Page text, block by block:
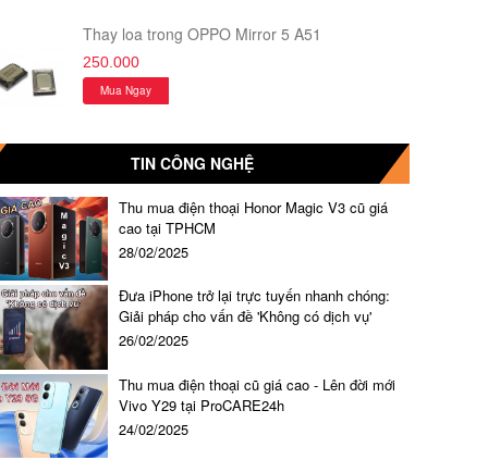
Thay loa trong OPPO Mirror 5 A51
250.000
Mua Ngay
TIN CÔNG NGHỆ
Thu mua điện thoại Honor Magic V3 cũ giá
cao tại TPHCM
28/02/2025
Đưa iPhone trở lại trực tuyến nhanh chóng:
Giải pháp cho vấn đề 'Không có dịch vụ'
26/02/2025
Thu mua điện thoại cũ giá cao - Lên đời mới
Vivo Y29 tại ProCARE24h
24/02/2025